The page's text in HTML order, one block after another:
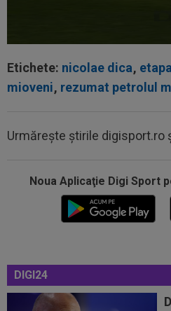
Etichete: nicolae dica,
mioveni, rezumat petrolul
Urmărește știrile digisport.ro
Noua Aplicaţie Digi Sport
DIGI24
07:40
Cătălin Cîrjan a spus
lui Martin Pascual: ”Au făcut...